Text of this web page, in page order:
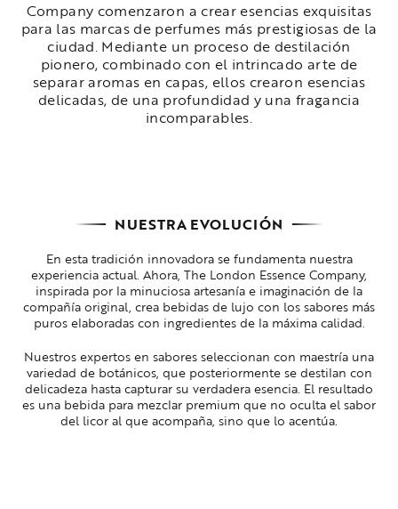
Company comenzaron a crear esencias exquisitas
para las marcas de perfumes más prestigiosas de la
ciudad. Mediante un proceso de destilación
pionero, combinado con el intrincado arte de
separar aromas en capas, ellos crearon esencias
delicadas, de una profundidad y una fragancia
incomparables.
NUESTRA EVOLUCIÓN
En esta tradición innovadora se fundamenta nuestra
experiencia actual. Ahora, The London Essence Company,
inspirada por la minuciosa artesanía e imaginación de la
compañía original, crea bebidas de lujo con los sabores más
puros elaboradas con ingredientes de la máxima calidad.
Nuestros expertos en sabores seleccionan con maestría una
variedad de botánicos, que posteriormente se destilan con
delicadeza hasta capturar su verdadera esencia. El resultado
es una bebida para mezclar premium que no oculta el sabor
del licor al que acompaña, sino que lo acentúa.